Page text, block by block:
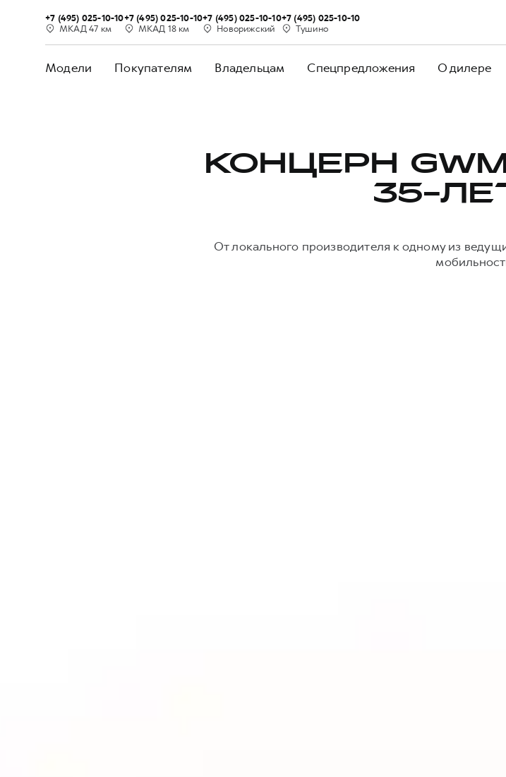
+7 (495) 025-10-10
МКАД 47 км
+7 (495) 025-10-10
МКАД 18 км
+7 (495) 025-10-10
Новорижский
+7 (495) 025-10-10
Тушино
Модели Покупателям Владельцам Спецпредложения О дилере
КОНЦЕРН
35-
От локального производителя к одному из